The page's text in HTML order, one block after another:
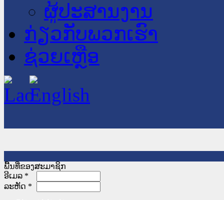
ຜູ້ປະສານງານ
ກ່ຽວກັບພວກເຮົາ
ຊ່ວຍເຫຼືອ
ພື້ນທີ່ຂອງສະມາຊິກ
ອີເມລ *
ລະຫັດ *